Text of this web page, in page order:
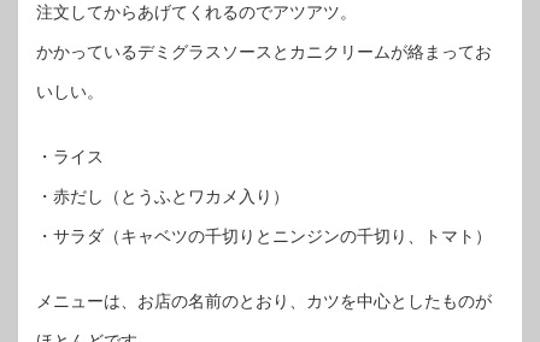
注文してからあげてくれるのでアツアツ。
かかっているデミグラスソースとカニクリームが絡まってお
いしい。
・ライス
・赤だし（とうふとワカメ入り）
・サラダ（キャベツの千切りとニンジンの千切り、トマト）
メニューは、お店の名前のとおり、カツを中心としたものが